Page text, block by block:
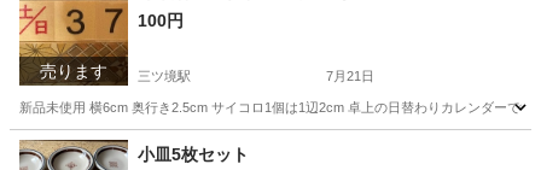
売ります
100円
三ツ境駅 7月21日
新品未使用 横6cm 奥行き2.5cm サイコロ1個は1辺2cm 卓上の日替わりカレンダーです
神奈川 横浜市 三ツ境駅
小皿5枚セット